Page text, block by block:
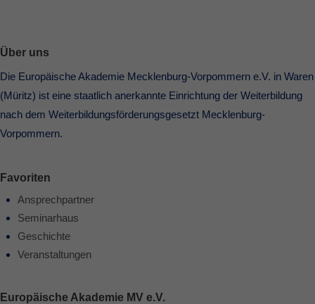
Über uns
Die Europäische Akademie Mecklenburg-Vorpommern e.V. in Waren
(Müritz) ist eine staatlich anerkannte Einrichtung der Weiterbildung
nach dem Weiterbildungsförderungsgesetzt Mecklenburg-
Vorpommern.
Favoriten
Ansprechpartner
Seminarhaus
Geschichte
Veranstaltungen
Europäische Akademie MV e.V.